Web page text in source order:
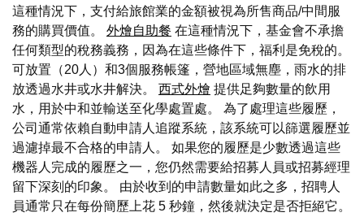
這種情況下，支付給旅館業的金額被視為所售商品/中間服
務的購買價值。 外燴自助餐 在這種情況下，基金會不承擔
任何類型的稅務義務，因為在這些條件下，福利是免稅的。
可放置（20人）和3個服務帳篷，營地區域無塵，雨水的排
放透過水井或水井解決。 西式外燴 提供足夠數量的飲用
水，用於中和並輸送至化學處置處。 為了處理這些履歷，
公司通常依賴自動申請人追蹤系統，該系統可以篩選履歷並
過濾掉最不合格的申請人。 如果您的履歷是少數透過這些
機器人完成的履歷之一，您仍然需要給招募人員或招募經理
留下深刻的印象。 由於收到的申請數量如此之多，招聘人
員通常只在每份簡歷上花 5 秒鐘，然後就決定是否拒絕它。